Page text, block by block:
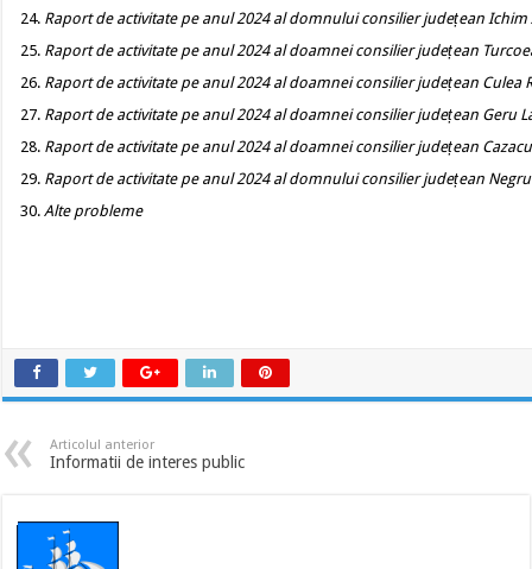
Raport de activitate pe anul 2024 al domnului consilier județean
Raport de activitate pe anul 2024 al doamnei consilier județean
Raport de activitate pe anul 2024 al doamnei consilier județean Culea
Raport de activitate pe anul 2024 al doamnei consilier județean Geru
Raport de activitate pe anul 2024 al doamnei consilier județean
Raport de activitate pe anul 2024 al domnului consilier județean
Alte probleme
Articolul anterior
Informatii de interes public